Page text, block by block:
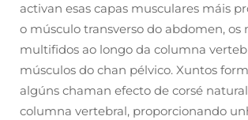
activan esas capas musculares máis
o músculo transverso do abdomen, os
multifidos ao longo da columna
músculos do chan pélvico. Xuntos
algúns chaman efecto de corsé
columna vertebral, proporcionando